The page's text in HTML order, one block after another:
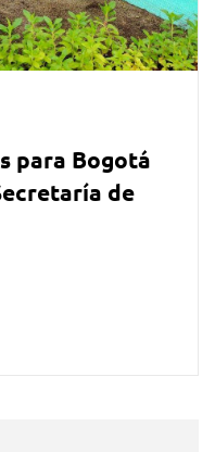
para Bogotá
de